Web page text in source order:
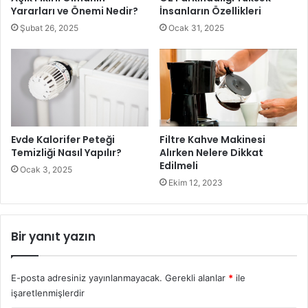
Evde Begonya Bitkisi Nasıl Yetiştirilir1
Begonya Nasıl Yetiştirilir?
Evde canlı bitki yetiştirmek isteyenler içinbegonya nasıl
yetiştirilir? Merak edilen konular arasında yer almaktadır.
İlk aşamada bitkinin tutunabilmesi için doğru toprak seçimi,
güneş ihtiyacına göre doğru şekilde konumlandırılması,
gereken ayrıntılara doğru şekilde dikkat edilmesi bitkinin
sorunsuz şekilde yetişmesini sağlayabilir. Begonya
yetiştirmek isteyenlerin özellikle saksıyı direk güneşin
göre doğru şekilde ayarlanması gerekir. Aynı zamanda
Yararları ve Önemi Nedir?
Şubat 26, 2025
İnsanların Özellikleri
Ocak 31, 2025
Evde Kalorifer Peteği
Temizliği Nasıl Yapılır?
Ocak 3, 2025
Filtre Kahve Makinesi
Alırken Nelere Dikkat
Edilmeli
Ekim 12, 2023
Bir yanıt yazın
E-posta adresiniz yayınlanmayacak. Gerekli alanlar * ile
işaretlenmişlerdir